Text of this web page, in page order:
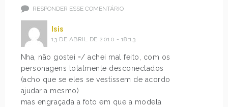
RESPONDER ESSE COMENTÁRIO
Isis
13 DE ABRIL DE 2010 - 18:13
Nha, não gostei =/ achei mal feito, com os
personagens totalmente desconectados
(acho que se eles se vestissem de acordo
ajudaria mesmo)
mas engraçada a foto em que a modela